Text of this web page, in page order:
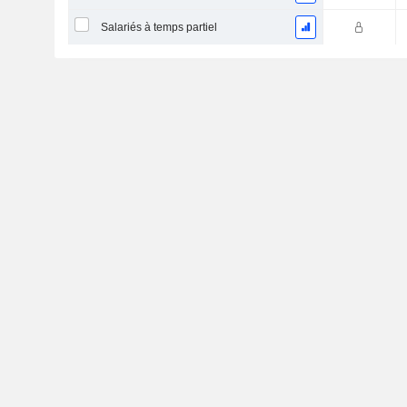
Salariés à temps partiel